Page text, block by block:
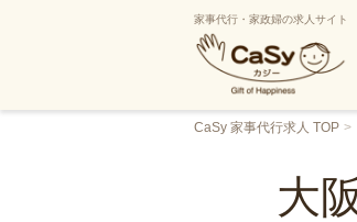
家事代行・家政婦の求人サイト
CaSy 家事代行求人 TOP
大